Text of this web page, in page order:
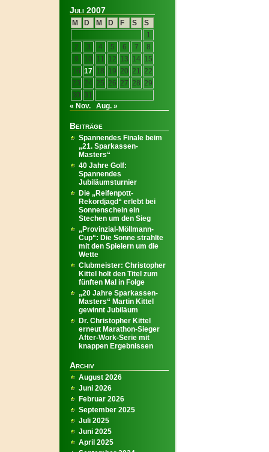
Juli 2007
M D M D F S
S
1
2
3 4 5 6 7
8
9
10 11 12 13 14 15
16 17 18 19 20 21 22
23 24 25 26 27 28 29
30 31
« Nov.
Aug. »
Beiträge
Spannendes Finale beim
„21. Sparkassen-
Masters“
40 Jahre Golf:
Spannendes
Jubiläumsturnier
Die „Reifenpott-
Rekordjagd“ erlebt bei
Sonnenschein ein
Stechen um den Sieg
„Provinzial-Möllmann-
Cup“: Die Sonne strahlte
mit den Spielern um die
Wette
Clubmeister: Christopher
Kittel holt den Titel zum
fünften Mal in Folge
„20 Jahre Sparkassen-
Masters“ Martin Kittel
gewinnt Jubiläum
Dr. Christopher Kittel
erneut Marathon-Sieger
After-Work-Serie mit
knappen Ergebnissen
Archiv
August 2026
Juni 2026
Februar 2026
September 2025
Juli 2025
Juni 2025
April 2025